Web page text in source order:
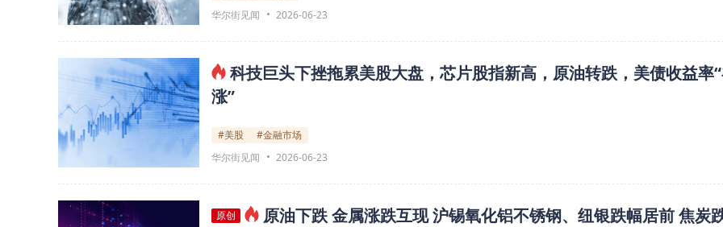
华尔街见闻
2026-06-23
科技巨头下挫拖累美股大盘，芯片股指新高，原油转跌，美债收益率
涨”
#美股
#金融市场
华尔街见闻
2026-06-23
原创
原油下跌 金属涨跌互现 沪锡氧化铝不锈钢、纽银跌幅居前 焦炭